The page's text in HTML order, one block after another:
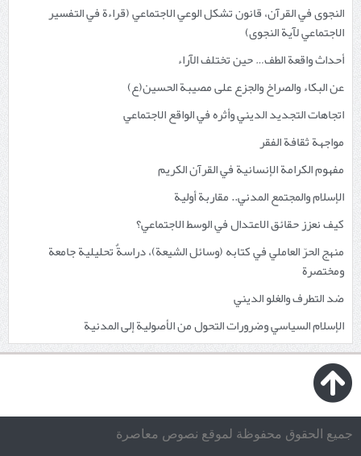
النجوى في القرآن، قانون تشكل الوعي الاجتماعي (قراءة في التفسير
الاجتماعي لآية النجوى)
أحداث واقعة الطف… حين تختلف الآراء
عن البكاء والصراخ والجزع على مصيبة الحسين(ع)
اتجاهات التجديد الديني وأثره في الواقع الاجتماعي
مواجهة ثقافة الفقر
مفهوم الكرامة الإنسانية في القرآن الكريم
الإسلام والمجتمع المدني.. مقاربة أولية
كيف نعزز حقائق الاعتدال في الوسط الاجتماعي؟
منهج الحرّ العاملي في كتابه (وسائل الشيعة)، دراسةٌ تحليلية جامعة
ومختصرة
ضد التطرف والغلو الديني
الإسلام السياسي وضرورات التحول من الأصولية إلى المدنية
جميع الحقوق محفوظة لموقع نصوص معاصرة